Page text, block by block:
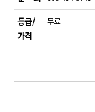
등급/
가격
무료